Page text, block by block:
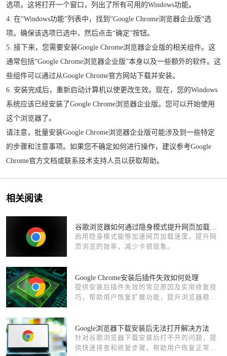
选项。这将打开一个窗口，列出了所有可用的Windows功能。
4. 在“Windows功能”列表中，找到“Google Chrome浏览器企业版”选
项。确保该选项已选中，然后点击“确定”按钮。
5. 接下来，您需要安装Google Chrome浏览器企业版的相关组件。这
通常包括“Google Chrome浏览器企业版”本身以及一些额外的软件。这
些组件可以通过从Google Chrome官方网站下载并安装。
6. 安装完成后，重新启动计算机以使更改生效。现在，您的Windows
系统应该已经安装了Google Chrome浏览器企业版。您可以开始使用
这个浏览器了。
请注意，批量安装Google Chrome浏览器企业版可能涉及到一些特定
的步骤和注意事项。如果您不确定如何进行操作，建议参考Google
Chrome官方文档或联系技术支持人员以获取帮助。
相关阅读
启用隐身模式能够加速网页加载速度，提升网
页浏览的效率，减少卡顿现象。
Google Chrome安装后插件失效如何处理
提供安装后插件失效的常见原因及实用修复技
巧，帮助用户恢复扩展功能，提升浏览器稳定
Google浏览器下载安装后无法打开解决方法
针对谷歌浏览器下载安装后打不开的问题，提
供快速排查和修复步骤，帮助用户恢复正常使